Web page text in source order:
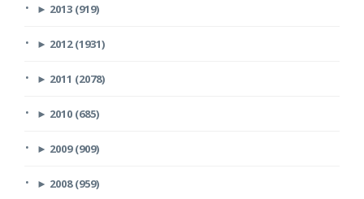
► 2013 (919)
► 2012 (1931)
► 2011 (2078)
► 2010 (685)
► 2009 (909)
► 2008 (959)